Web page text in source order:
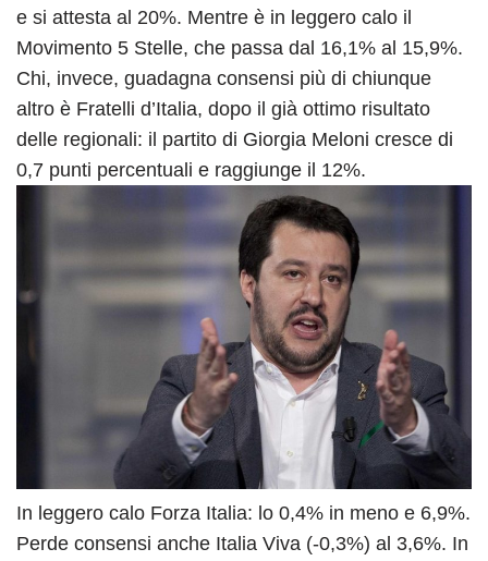
e si attesta al 20%. Mentre è in leggero calo il
Movimento 5 Stelle, che passa dal 16,1% al 15,9%.
Chi, invece, guadagna consensi più di chiunque
altro è Fratelli d’Italia, dopo il già ottimo risultato
delle regionali: il partito di Giorgia Meloni cresce di
0,7 punti percentuali e raggiunge il 12%.
In leggero calo Forza Italia: lo 0,4% in meno e 6,9%.
Perde consensi anche Italia Viva (-0,3%) al 3,6%. In